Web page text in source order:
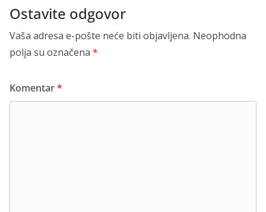
Ostavite odgovor
Vaša adresa e-pošte neće biti objavljena. Neophodna
polja su označena *
Komentar*